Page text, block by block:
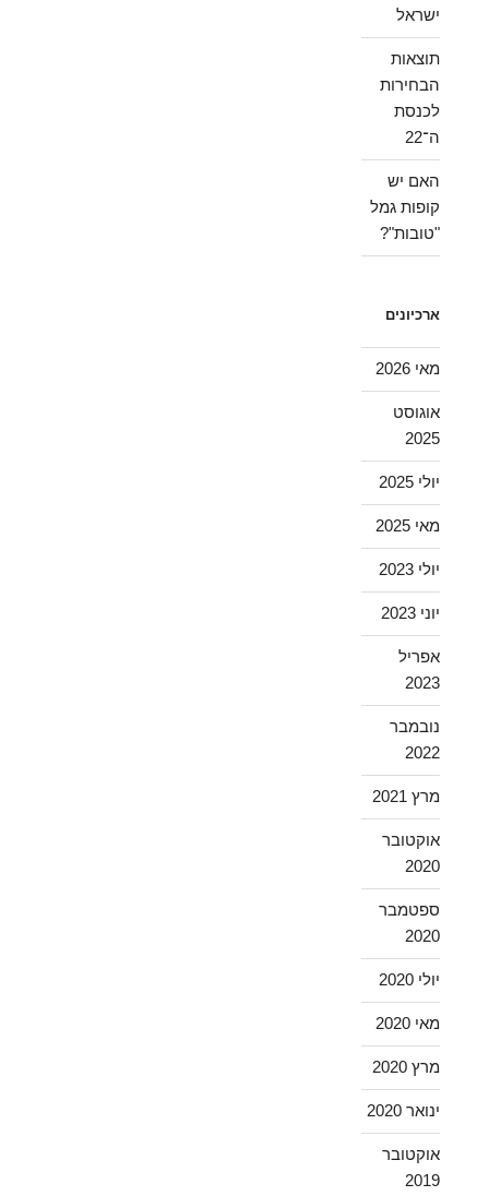
ישראל
תוצאות
הבחירות
לכנסת
ה־22
האם יש
קופות גמל
"טובות"?
ארכיונים
מאי 2026
אוגוסט
2025
יולי 2025
מאי 2025
יולי 2023
יוני 2023
אפריל
2023
נובמבר
2022
מרץ 2021
אוקטובר
2020
ספטמבר
2020
יולי 2020
מאי 2020
מרץ 2020
ינואר 2020
אוקטובר
2019